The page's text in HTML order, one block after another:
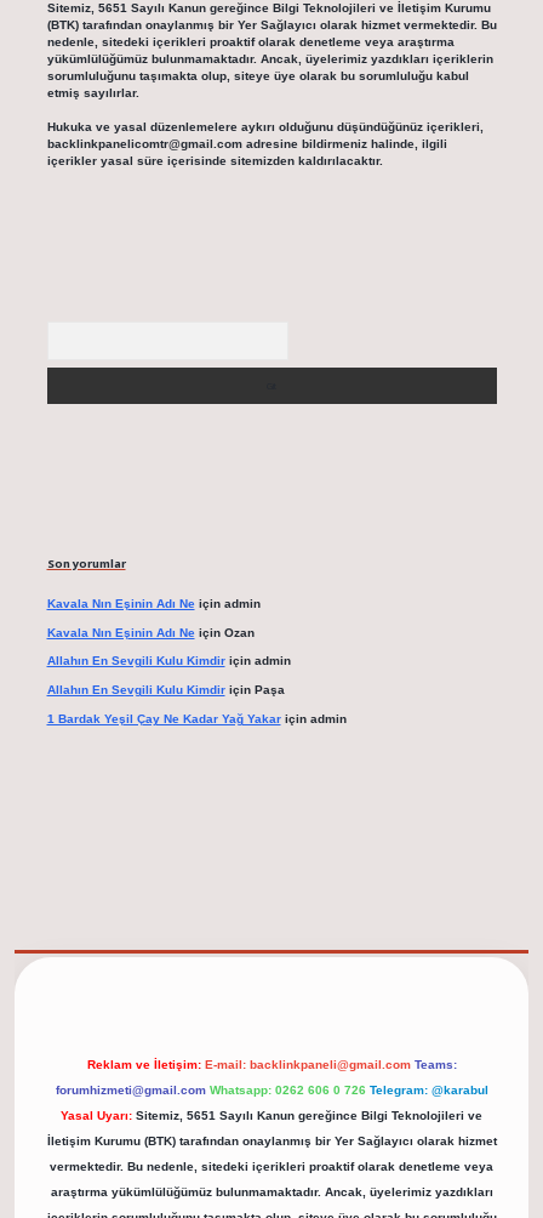
Sitemiz, 5651 Sayılı Kanun gereğince Bilgi Teknolojileri ve İletişim Kurumu
(BTK) tarafından onaylanmış bir Yer Sağlayıcı olarak hizmet vermektedir. Bu
nedenle, sitedeki içerikleri proaktif olarak denetleme veya araştırma
yükümlülüğümüz bulunmamaktadır. Ancak, üyelerimiz yazdıkları içeriklerin
sorumluluğunu taşımakta olup, siteye üye olarak bu sorumluluğu kabul
etmiş sayılırlar.
Hukuka ve yasal düzenlemelere aykırı olduğunu düşündüğünüz içerikleri,
backlinkpanelicomtr@gmail.comadresine bildirmeniz halinde, ilgili
içerikler yasal süre içerisinde sitemizden kaldırılacaktır.
Son yorumlar
Kavala Nın Eşinin Adı Neiçin admin
Kavala Nın Eşinin Adı Neiçin Ozan
Allahın En Sevgili Kulu Kimdiriçin admin
Allahın En Sevgili Kulu Kimdiriçin Paşa
1 Bardak Yeşil Çay Ne Kadar Yağ Yakariçin admin
Reklam ve İletişim: E-mail: backlinkpaneli@gmail.com Teams:
forumhizmeti@gmail.com Whatsapp: 0262 606 0 726 Telegram: @karabul
Yasal Uyarı: Sitemiz, 5651 Sayılı Kanun gereğince Bilgi Teknolojileri ve
İletişim Kurumu (BTK) tarafından onaylanmış bir Yer Sağlayıcı olarak hizmet
vermektedir. Bu nedenle, sitedeki içerikleri proaktif olarak denetleme veya
araştırma yükümlülüğümüz bulunmamaktadır. Ancak, üyelerimiz yazdıkları